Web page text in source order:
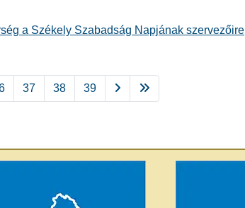
a Székely Szabadság Napjának szervezőire
37 38 39